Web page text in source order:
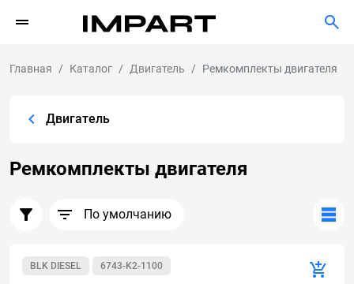
Главная Каталог Двигатель Ремкомплекты двигателя
Двигатель
Ремкомплекты двигателя
По умолчанию
6743-K2-1100
BLK DIESEL